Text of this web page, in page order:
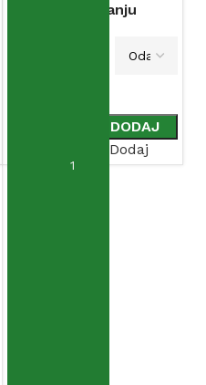
Na stanju
DODAJ
Dodaj